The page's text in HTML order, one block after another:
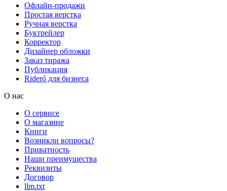
Офлайн-продажи
Простая верстка
Ручная верстка
Буктрейлер
Корректор
Дизайнер обложки
Заказ тиража
Публикация
Rideró для бизнеса
О нас
О сервисе
О магазине
Книги
Возникли вопросы?
Приватность
Наши преимущества
Реквизиты
Договор
llm.txt